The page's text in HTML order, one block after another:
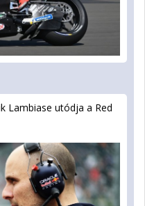
Lambiase utódja a Red